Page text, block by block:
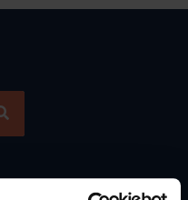
Jaarstukken opstellen